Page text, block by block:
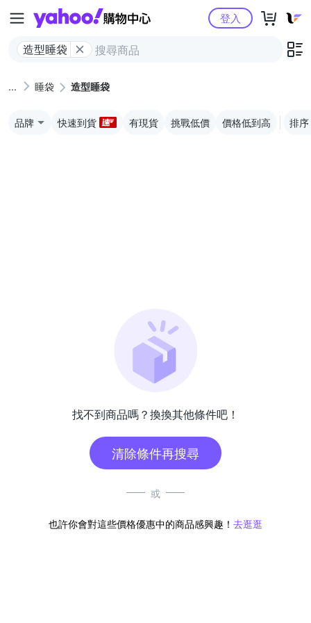
Yahoo購物中心
造型睡袋
登入
睡袋 造型睡袋
品牌 快速到貨 有現貨 挑戰低價 價格低到高 排序
找不到商品嗎？換換其他條件吧！
清除條件再搜尋
或
也許你會對這些價格優惠中的商品感興趣！ 去逛逛